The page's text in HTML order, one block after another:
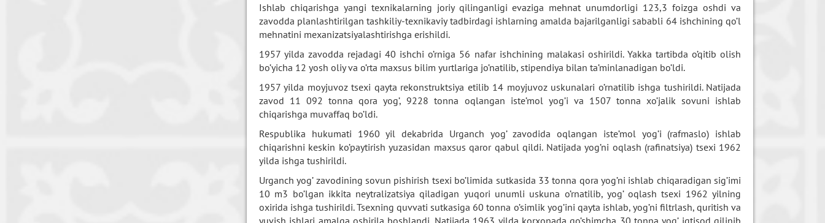
Ishlab chiqarishga yangi texnikalarning joriy qilinganligi evaziga mehnat unumdorligi 123,3 foizga oshdi va
zavodda planlashtirilgan tashkiliy-texnikaviy tadbirdagi ishlarning amalda bajarilganligi sababli 64 ishchining qo’l
mehnatini mexanizatsiyalashtirishga erishildi.
1957 yilda zavodda rejadagi 40 ishchi o’rniga 56 nafar ishchining malakasi oshirildi. Yakka tartibda o’qitib olish
bo’yicha 12 yosh oliy va o’rta maxsus bilim yurtlariga jo’natilib, stipendiya bilan ta’minlanadigan bo’ldi.
1957 yilda moyjuvoz tsexi qayta rekonstruktsiya etilib 14 moyjuvoz uskunalari o’rnatilib ishga tushirildi. Natijada
zavod 11 092 tonna qora yog’, 9228 tonna oqlangan iste’mol yog’i va 1507 tonna xo’jalik sovuni ishlab
chiqarishga muvaffaq bo’ldi.
Respublika hukumati 1960 yil dekabrida Urganch yog’ zavodida oqlangan iste’mol yog’i (rafmaslo) ishlab
chiqarishni keskin ko’paytirish yuzasidan maxsus qaror qabul qildi. Natijada yog’ni oqlash (rafinatsiya) tsexi 1962
yilda ishga tushirildi.
Urganch yog’ zavodining sovun pishirish tsexi bo’limida sutkasida 33 tonna qora yog’ni ishlab chiqaradigan sig’imi
10 m3 bo’lgan ikkita neytralizatsiya qiladigan yuqori unumli uskuna o’rnatilib, yog’ oqlash tsexi 1962 yilning
oxirida ishga tushirildi. Tsexning quvvati sutkasiga 60 tonna o’simlik yog’ini qayta ishlab, yog’ni filtrlash, quritish va
yuvish ishlari amalga oshirila boshlandi. Natijada 1963 yilda korxonada qo’shimcha 30 tonna yog’ iqtisod qilinib